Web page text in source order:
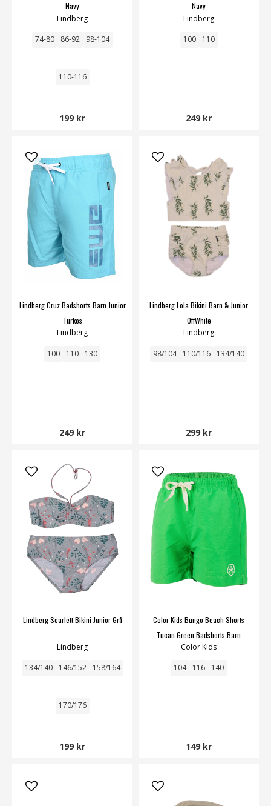
Navy
Lindberg
74-80 86-92 98-104
110-116
199 kr
Navy
Lindberg
100 110
249 kr
Lindberg Cruz Badshorts Barn Junior
Turkos
Lindberg
100 110 130
249 kr
Lindberg Lola Bikini Barn & Junior
OffWhite
Lindberg
98/104 110/116 134/140
299 kr
Lindberg Scarlett Bikini Junior Grå
Lindberg
134/140 146/152 158/164
170/176
199 kr
Color Kids Bungo Beach Shorts
Tucan Green Badshorts Barn
Color Kids
104 116 140
149 kr